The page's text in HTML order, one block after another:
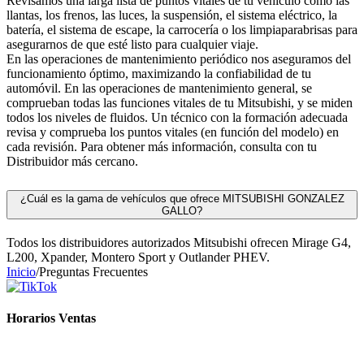
llantas, los frenos, las luces, la suspensión, el sistema eléctrico, la
batería, el sistema de escape, la carrocería o los limpiaparabrisas para
asegurarnos de que esté listo para cualquier viaje.
En las operaciones de mantenimiento periódico nos aseguramos del
funcionamiento óptimo, maximizando la confiabilidad de tu
automóvil. En las operaciones de mantenimiento general, se
comprueban todas las funciones vitales de tu Mitsubishi, y se miden
todos los niveles de fluidos. Un técnico con la formación adecuada
revisa y comprueba los puntos vitales (en función del modelo) en
cada revisión. Para obtener más información, consulta con tu
Distribuidor más cercano.
¿Cuál es la gama de vehículos que ofrece MITSUBISHI GONZALEZ
GALLO?
Todos los distribuidores autorizados Mitsubishi ofrecen Mirage G4,
L200, Xpander, Montero Sport y Outlander PHEV.
Inicio/Preguntas Frecuentes
Horarios Ventas